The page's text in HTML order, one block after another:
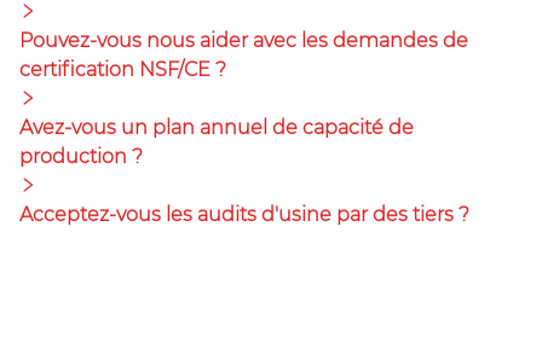
Pouvez-vous nous aider avec les demandes de
certification NSF/CE ?
Avez-vous un plan annuel de capacité de
production ?
Acceptez-vous les audits d'usine par des tiers ?